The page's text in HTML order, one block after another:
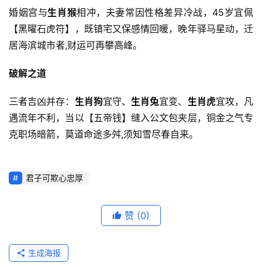
婚姻宫与生肖猴相冲，夫妻常因性格差异冷战，45岁宜佩
【黑曜石虎符】，既镇宅又保感情回暖，晚年驿马星动，迁
居海滨城市者,财运可再攀高峰。
破解之道
三者吉凶并存： 生肖狗宜守、生肖兔宜变、 生肖虎宜攻，凡
遇流年不利，当以【五帝钱】缝入公文包夹层，铜金之气专
克职场暗箭，莫道命途多舛,须知雪尽春自来。
君子可欺心忠厚
赞 (0)
生成海报